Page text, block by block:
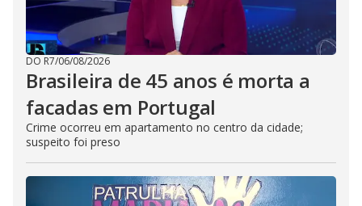
DO R7/06/08/2026
Brasileira de 45 anos é morta a
facadas em Portugal
Crime ocorreu em apartamento no centro da cidade;
suspeito foi preso